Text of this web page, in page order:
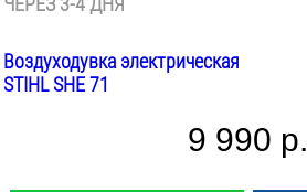
Воздуходувка электрическая
STIHL SHE 71
9 990 р.